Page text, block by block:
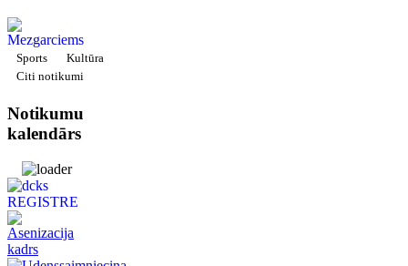
Sports
Kultūra
Citi notikumi
Notikumu
kalendārs